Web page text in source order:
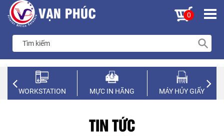
0
WORKSTATION MỰC IN HÃNG MÁY HỦY GIẤY
TIN TỨC